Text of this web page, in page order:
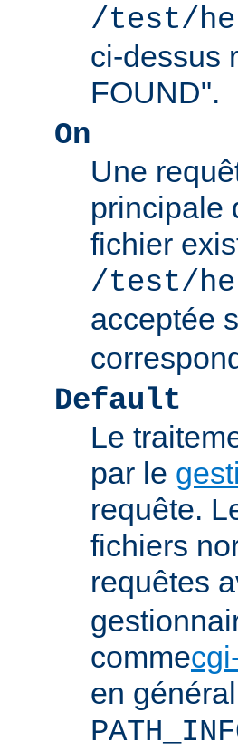
/test/
ci-dessus
FOUND".
On
Une
principale
fichier
/test/
acceptée
Default
Le
par le
requête.
fichiers
requêtes
comme
en